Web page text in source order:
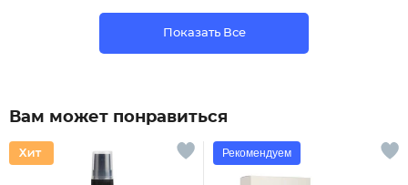
Показать Все
Вам может понравиться
Рекомендуем